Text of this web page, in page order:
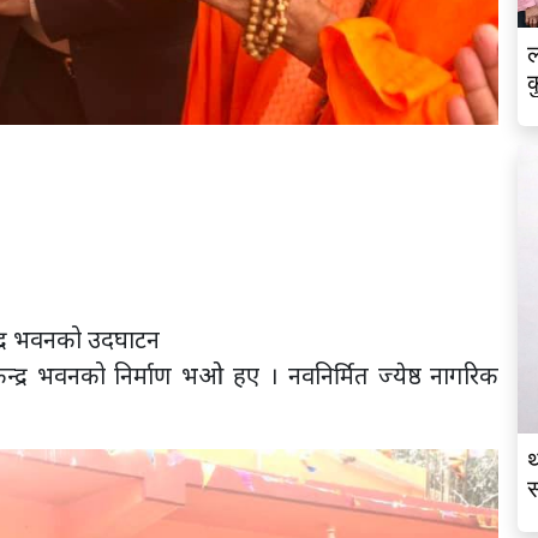
भवनको उदघाटन
भवनको निर्माण भओ हए । नवनिर्मित ज्येष्ठ नागरिक